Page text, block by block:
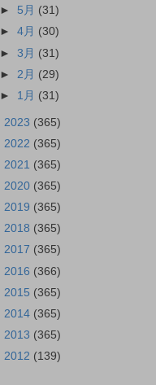
► 5月 (31)
►4月 (30)
►3月 (31)
► 2月 (29)
► 1月 (31)
2023 (365)
2022 (365)
2021 (365)
2020 (365)
2019 (365)
2018 (365)
2017 (365)
2016 (366)
2015 (365)
2014 (365)
2013 (365)
2012 (139)